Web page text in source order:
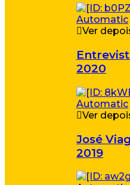
Ver
2020
Ver
José
2019